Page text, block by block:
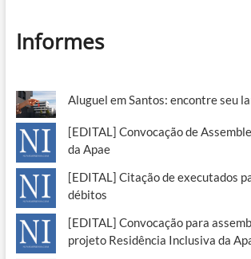
Informes
Aluguel em Santos: encontre seu
[EDITAL] Convocação de
da Apae
[EDITAL] Citação de executados
débitos
[EDITAL] Convocação para
projeto Residência Inclusiva da